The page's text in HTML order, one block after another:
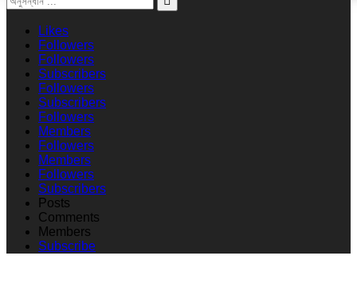
Likes
Followers
Followers
Subscribers
Followers
Subscribers
Followers
Members
Followers
Members
Followers
Subscribers
Posts
Comments
Members
Subscribe